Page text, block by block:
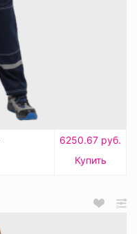
6250.67 руб.
Купить